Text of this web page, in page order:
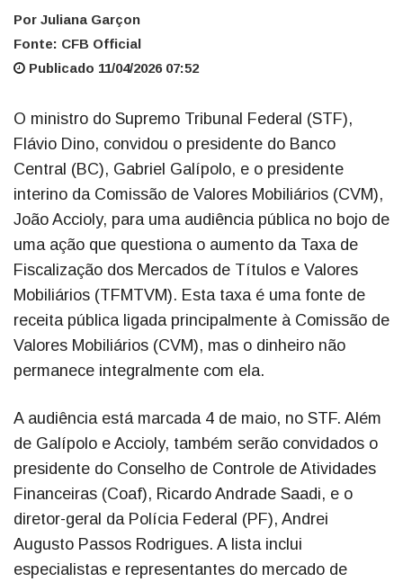
Por Juliana Garçon
Fonte: CFB Official
Publicado 11/04/2026 07:52
O ministro do Supremo Tribunal Federal (STF),
Flávio Dino, convidou o presidente do Banco
Central (BC), Gabriel Galípolo, e o presidente
interino da Comissão de Valores Mobiliários (CVM),
João Accioly, para uma audiência pública no bojo de
uma ação que questiona o aumento da Taxa de
Fiscalização dos Mercados de Títulos e Valores
Mobiliários (TFMTVM). Esta taxa é uma fonte de
receita pública ligada principalmente à Comissão de
Valores Mobiliários (CVM), mas o dinheiro não
permanece integralmente com ela.
A audiência está marcada 4 de maio, no STF. Além
de Galípolo e Accioly, também serão convidados o
presidente do Conselho de Controle de Atividades
Financeiras (Coaf), Ricardo Andrade Saadi, e o
diretor-geral da Polícia Federal (PF), Andrei
Augusto Passos Rodrigues. A lista inclui
especialistas e representantes do mercado de